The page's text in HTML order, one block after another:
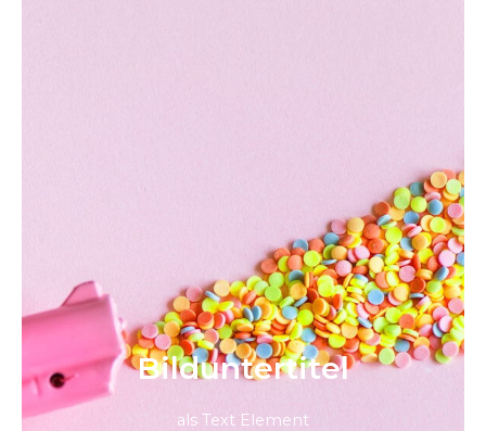
Bild­unter­titel
als Text Element